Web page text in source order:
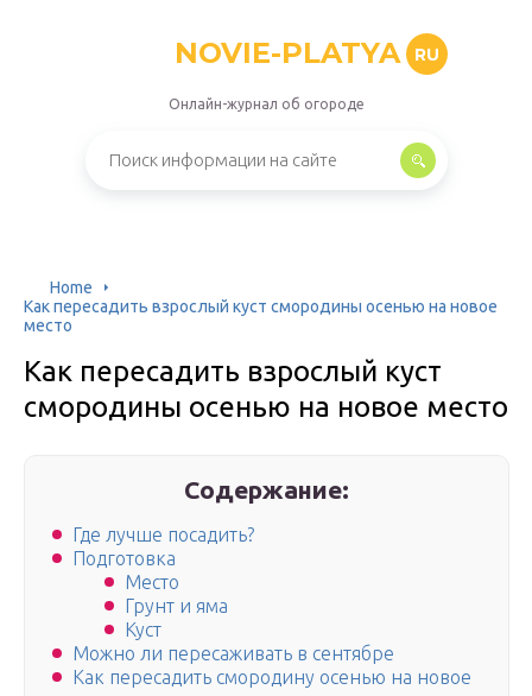
NOVIE-PLATYA RU
Онлайн-журнал об огороде
Home
Как пересадить взрослый куст смородины осенью на новое
место
Как пересадить взрослый куст
смородины осенью на новое место
Содержание:
Где лучше посадить?
Подготовка
Место
Грунт и яма
Куст
Можно ли пересаживать в сентябре
Как пересадить смородину осенью на новое